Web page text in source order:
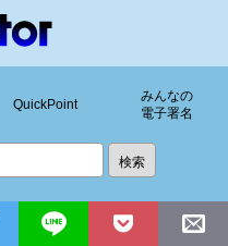
QuickPoint
みんなの
電子署名